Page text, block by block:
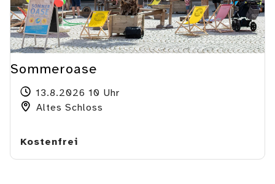
Sommeroase
13.8.2026 10 Uhr
Altes Schloss
Kostenfrei